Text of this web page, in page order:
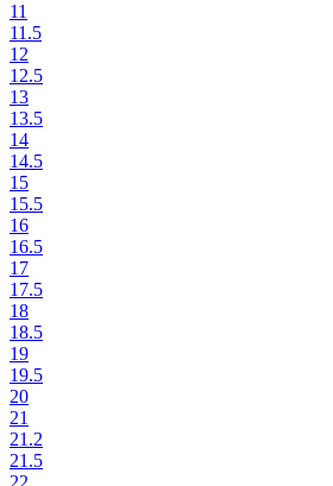
11
11.5
12
12.5
13
13.5
14
14.5
15
15.5
16
16.5
17
17.5
18
18.5
19
19.5
20
21
21.2
21.5
22